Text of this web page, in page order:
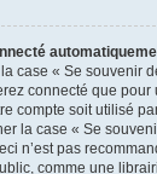
case « Se souvenir
connecté que
compte soit utilisé
la case « Se
n’est pas
comme une